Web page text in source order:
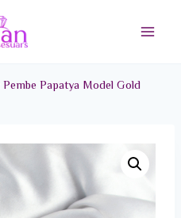
Papatya Model Gold